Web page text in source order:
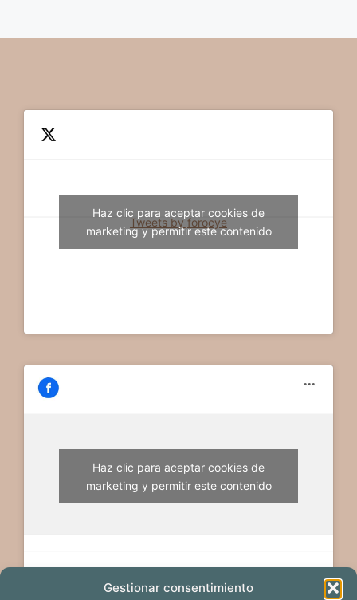
Gestionar consentimiento
Tweets by forocye
Haz clic para aceptar cookies de
marketing y permitir este contenido
Haz clic para aceptar cookies de
marketing y permitir este contenido